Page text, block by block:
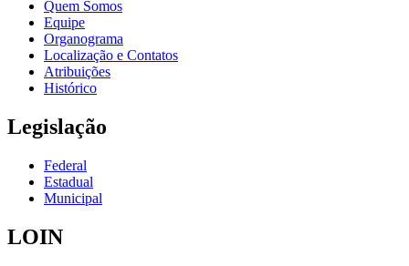
Quem Somos
Equipe
Organograma
Localização e Contatos
Atribuições
Histórico
Legislação
Federal
Estadual
Municipal
LOIN